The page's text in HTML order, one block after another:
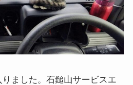
ました。石鎚山サービスエ